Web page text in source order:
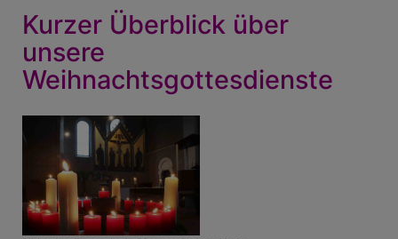
Kurzer Überblick über
unsere
Weihnachtsgottesdienste